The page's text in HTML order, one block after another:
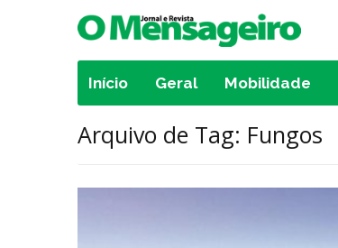
Início Geral Mobilidade
Arquivo de Tag: Fungos